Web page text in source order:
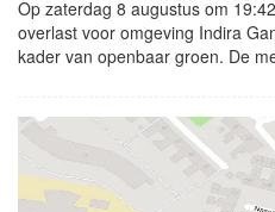
Op zaterdag 8 augustus om
overlast voor omgeving Indira
kader van openbaar groen. De